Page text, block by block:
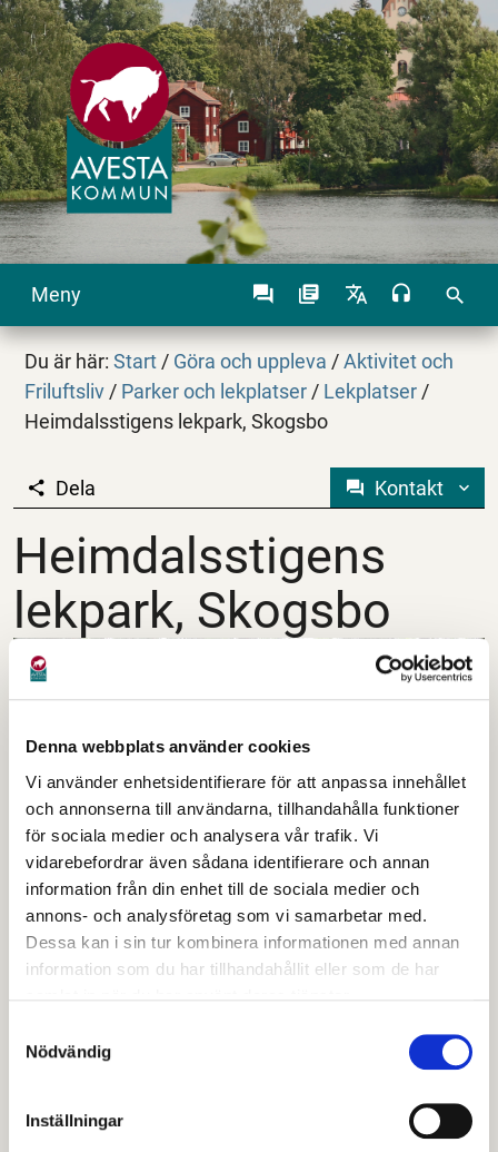
Denna webbplats använder cookies
Vi använder enhetsidentifierare för att anpassa innehållet
och annonserna till användarna, tillhandahålla funktioner
för sociala medier och analysera vår trafik. Vi
vidarebefordrar även sådana identifierare och annan
information från din enhet till de sociala medier och
annons- och analysföretag som vi samarbetar med.
Dessa kan i sin tur kombinera informationen med annan
information som du har tillhandahållit eller som de har
Nödvändig
Inställningar
Meny search
Du är här:Start / Göra och uppleva / Aktivitet och
Friluftsliv / Parker och lekplatser / Lekplatser /
Heimdalsstigens lekpark, Skogsbo
Heimdalsstigens
Dela Kontakt
Heimdalsstigens
lekpark, Skogsbo
Heimdalsstigens lekpark
Adress: